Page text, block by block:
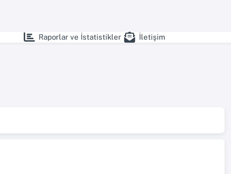
Raporlar ve İstatistikler İletişim